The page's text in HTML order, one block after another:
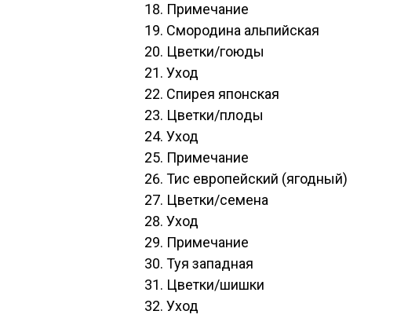
При­меча­ние
Смо­роди­на аль­пий­ская
Цвет­ки/го­юды
Уход
Спи­рея япон­ская
Цвет­ки/пло­ды
Уход
При­меча­ние
Тис ев­ро­пей­ский (ягод­ный)
Цвет­ки/се­мена
Уход
При­меча­ние
Туя западная
Цвет­ки/шиш­ки
Уход